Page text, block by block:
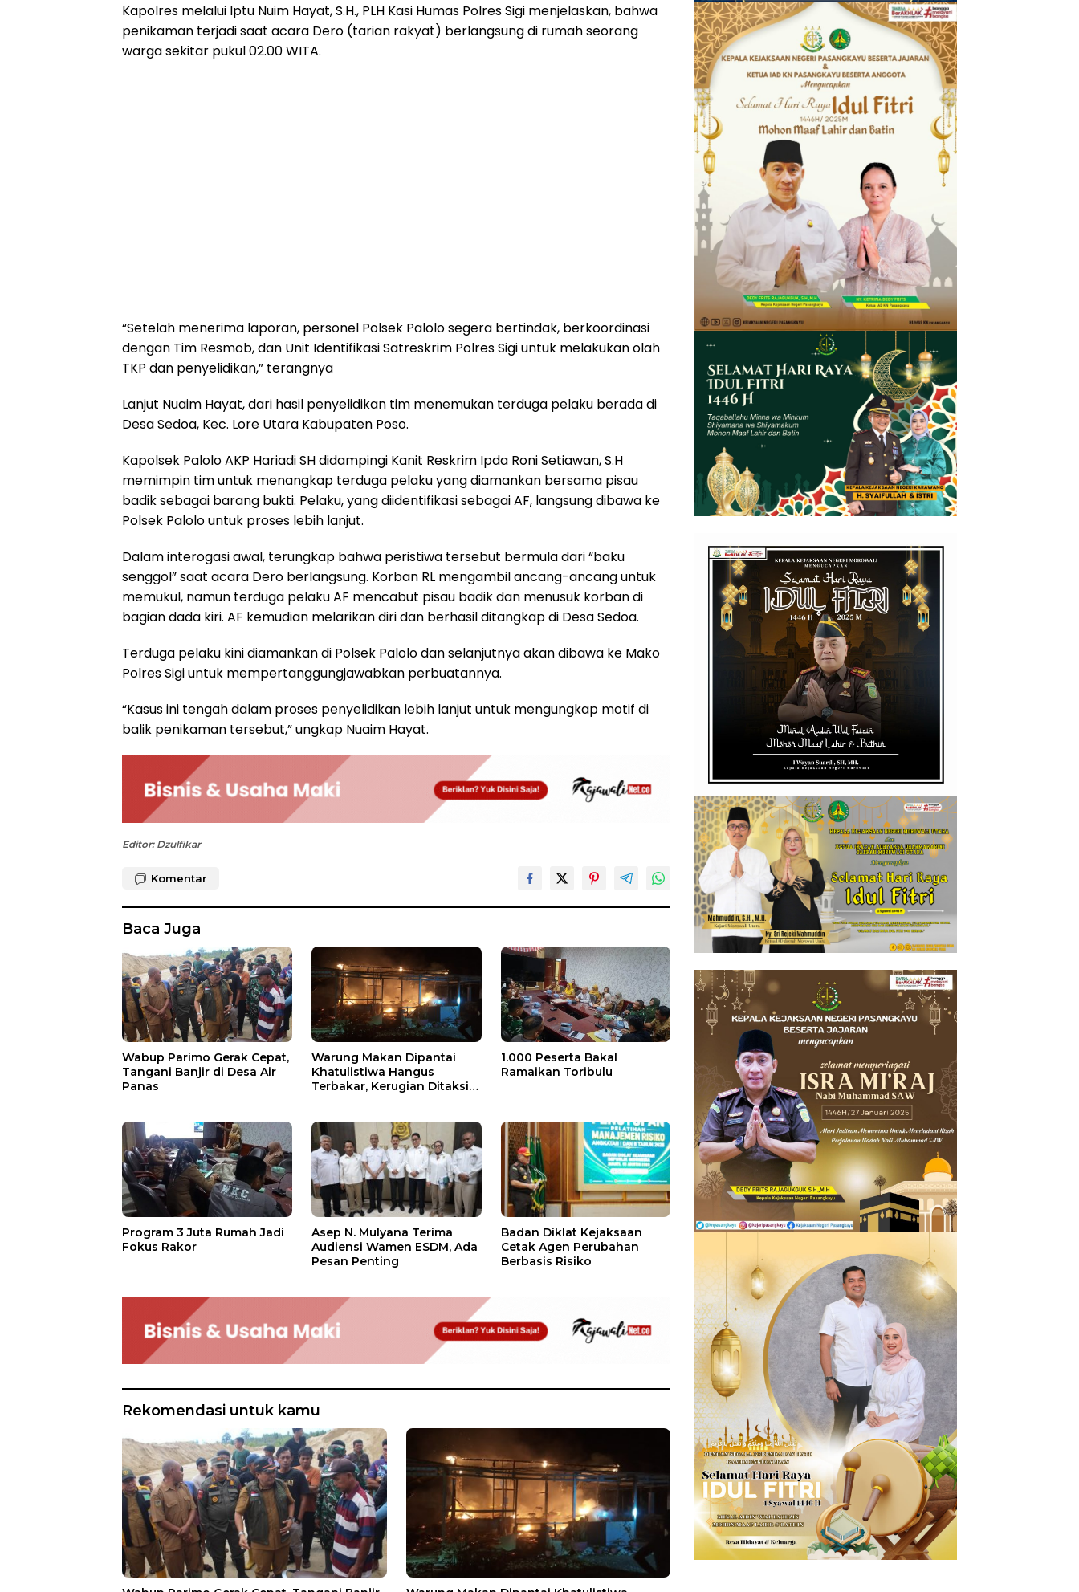
Kapolres melalui Iptu Nuim Hayat, S.H., PLH Kasi Humas Polres Sigi menjelaskan, bahwa
penikaman terjadi saat acara Dero (tarian rakyat) berlangsung di rumah seorang
warga sekitar pukul 02.00 WITA.
“Setelah menerima laporan, personel Polsek Palolo segera bertindak, berkoordinasi
dengan Tim Resmob, dan Unit Identifikasi Satreskrim Polres Sigi untuk melakukan olah
TKP dan penyelidikan,” terangnya
Lanjut Nuaim Hayat, dari hasil penyelidikan tim menemukan terduga pelaku berada di
Desa Sedoa, Kec. Lore Utara Kabupaten Poso.
Kapolsek Palolo AKP Hariadi SH didampingi Kanit Reskrim Ipda Roni Setiawan, S.H
memimpin tim untuk menangkap terduga pelaku yang diamankan bersama pisau
badik sebagai barang bukti. Pelaku, yang diidentifikasi sebagai AF, langsung dibawa ke
Polsek Palolo untuk proses lebih lanjut.
Dalam interogasi awal, terungkap bahwa peristiwa tersebut bermula dari “baku
senggol” saat acara Dero berlangsung. Korban RL mengambil ancang-ancang untuk
memukul, namun terduga pelaku AF mencabut pisau badik dan menusuk korban di
bagian dada kiri. AF kemudian melarikan diri dan berhasil ditangkap di Desa Sedoa.
Terduga pelaku kini diamankan di Polsek Palolo dan selanjutnya akan dibawa ke Mako
Polres Sigi untuk mempertanggungjawabkan perbuatannya.
“Kasus ini tengah dalam proses penyelidikan lebih lanjut untuk mengungkap motif di
balik penikaman tersebut,” ungkap Nuaim Hayat.
Editor: Dzulfikar
Komentar
Baca Juga
Wabup Parimo Gerak Cepat,
Tangani Banjir di Desa Air
Panas
Warung Makan Dipantai
Khatulistiwa Hangus
Terbakar, Kerugian Ditaksir
1.000 Peserta Bakal
Ramaikan Toribulu
Program 3 Juta Rumah Jadi
Fokus Rakor
Asep N. Mulyana Terima
Audiensi Wamen ESDM, Ada
Pesan Penting
Badan Diklat Kejaksaan
Cetak Agen Perubahan
Berbasis Risiko
Rekomendasi untuk kamu